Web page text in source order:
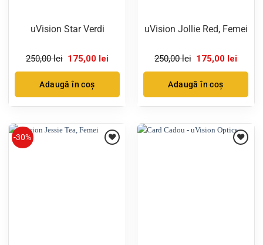
uVision Star Verdi
250,00lei Prețul
inițial
fost:
250,00 lei.
175,00 leiPrețul
este:
Adaugă în coș
uVision Jollie Red, Femei
250,00lei Prețul
inițial
fost:
250,00 lei.
175,00 leiPrețul
este:
Adaugă în coș
-30%